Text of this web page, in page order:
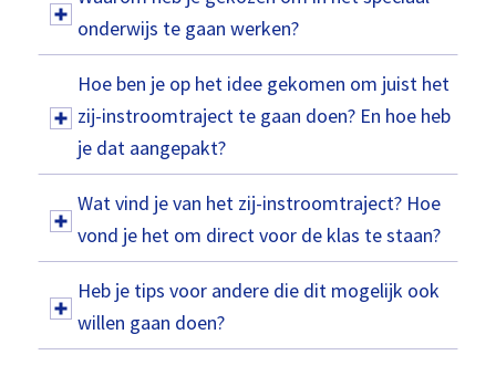
onderwijs te gaan werken?
Hoe ben je op het idee gekomen om juist het
zij-instroomtraject te gaan doen? En hoe heb
je dat aangepakt?
Wat vind je van het zij-instroomtraject? Hoe
vond je het om direct voor de klas te staan?
Heb je tips voor andere die dit mogelijk ook
willen gaan doen?